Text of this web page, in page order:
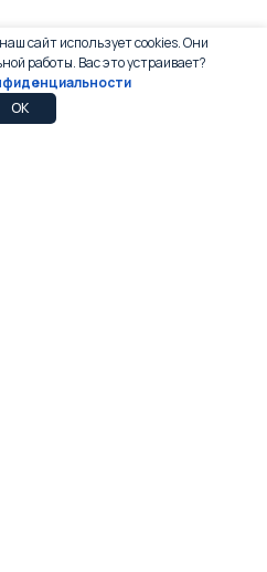
сайт использует cookies. Они
работы. Вас это устраивает?
OK